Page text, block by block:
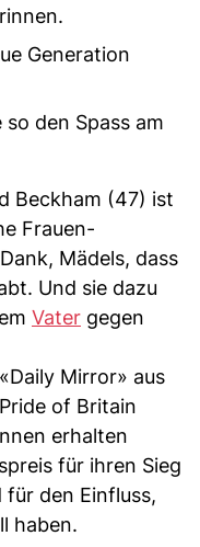
Generation
den Spass am
Beckham (47) ist
Frauen-
Mädels, dass
Und sie dazu
Vater gegen
Mirror» aus
of Britain
erhalten
für ihren Sieg
für den Einfluss,
haben.